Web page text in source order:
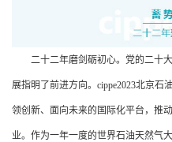
二十二年磨剑砺初心。党的二十
展指明了前进方向。cippe2023北京石
领创新、面向未来的国际化平台，推
业。作为一年一度的世界石油天然气